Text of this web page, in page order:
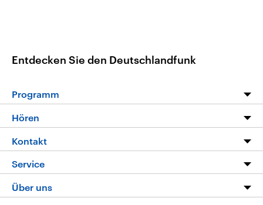
Entdecken Sie den Deutschlandfunk
Programm
Die Nachrichten
Nachrichtenleicht
Neue Beiträge auf dlf.de
Hören
Livestream
Podcasts
Deutschlandfunk App
Kontakt
Hörerservice
Service
FAQ
Über uns